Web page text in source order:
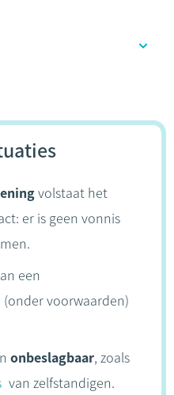
volstaat het
er is geen vonnis
een
(onder voorwaarden)
onbeslagbaar, zoals
van zelfstandigen.